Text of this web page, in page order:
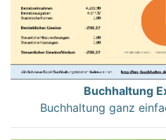
Buchhaltung
Buchhaltung ganz